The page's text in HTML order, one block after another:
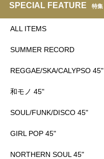
SPECIAL FEATURE 特集
ALL ITEMS
SUMMER RECORD
REGGAE/SKA/CALYPSO 45"
和モノ 45"
SOUL/FUNK/DISCO 45"
GIRL POP 45"
NORTHERN SOUL 45"